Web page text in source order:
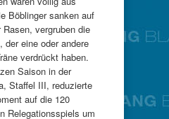
Böblinger sanken auf
vergruben die
der eine oder andere
verdrückt haben.
Saison in der
Staffel III, reduzierte
auf die 120
Relegationsspiels um